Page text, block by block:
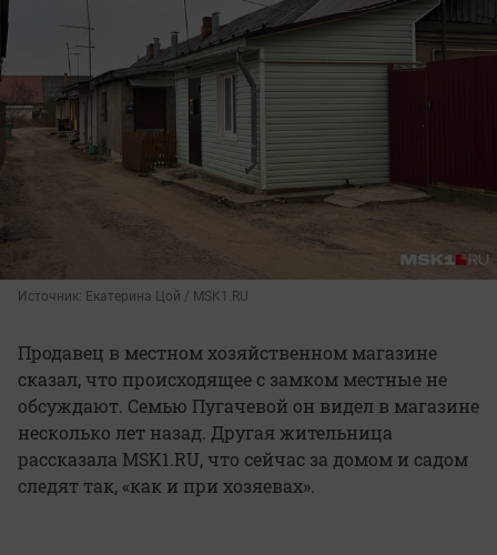
Источник: Екатерина Цой / MSK1.RU
Продавец в местном хозяйственном магазине
сказал, что происходящее с замком местные не
обсуждают. Семью Пугачевой он видел в магазине
несколько лет назад. Другая жительница
рассказала MSK1.RU, что сейчас за домом и садом
следят так, «как и при хозяевах».